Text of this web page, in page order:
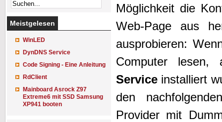
Meistgelesen
WinLED
DynDNS Service
Code Signing - Eine Anleitung
RdClient
Mainboard Asrock Z97
Extreme6 mit SSD Samsung
XP941 booten
Möglichkeit die
Web-Page aus
ausprobieren:
Computer
Serviceinstalliert
den
Provider mit